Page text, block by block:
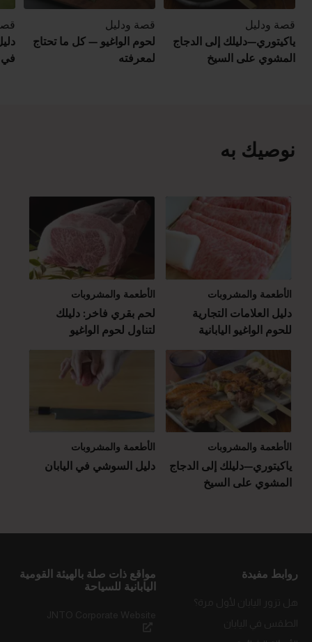
في
قصة ودليل
لحوم الواغيو — كل ما تحتاج
لمعرفته
قصة ودليل
ياكيتوري—دليلك إلى الدجاج
المشوي على السيخ
نوصيك به
الأطعمة والمشروبات
دليل العلامات التجارية
للحوم الواغيو اليابانية
الأطعمة والمشروبات
لحم بقري فاخر: دليلك
لتناول لحوم الواغيو
الأطعمة والمشروبات
ياكيتوري—دليلك إلى الدجاج
المشوي على السيخ
الأطعمة والمشروبات
دليل السوشي في اليابان
روابط مفيدة
مواقع ذات صلة بالهيئة القومية
اليابانية للسياحة